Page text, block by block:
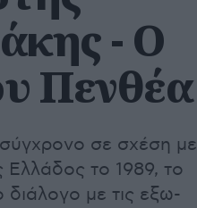
- Ο
Πενθέα
σε σχέση με
Ελλάδος το 1989, το
διάλογο με τις εξω-